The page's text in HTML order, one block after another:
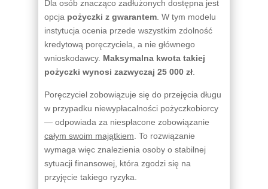
Dla osób znacząco zadłużonych dostępna jest
opcja pożyczki z gwarantem . W tym modelu
instytucja ocenia przede wszystkim zdolność
kredytową poręczyciela, a nie głównego
wnioskodawcy. Maksymalna kwota takiej
pożyczki wynosi zazwyczaj 25 000 zł
Poręczyciel zobowiązuje się do przejęcia długu
w przypadku niewypłacalności pożyczkobiorcy
— odpowiada za niespłacone zobowiązanie
całym swoim majątkiem . To rozwiązanie
wymaga więc znalezienia osoby o stabilnej
sytuacji finansowej, która zgodzi się na
przyjęcie takiego ryzyka.